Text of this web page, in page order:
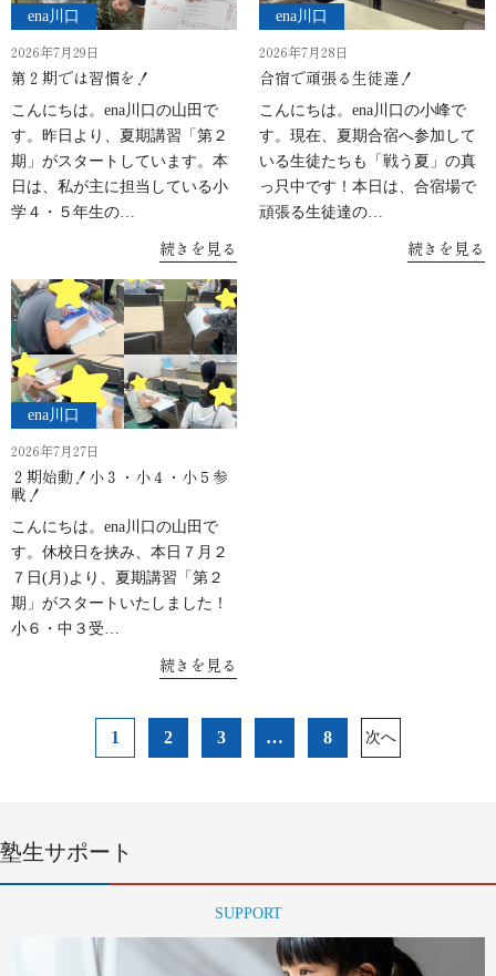
ena川口
2026年7月29日
第２期では習慣を！
こんにちは。ena川口の山田で
す。昨日より、夏期講習「第２
期」がスタートしています。本
日は、私が主に担当している小
学４・５年生の…
続きを見る
ena川口
2026年7月28日
合宿で頑張る生徒達！
こんにちは。ena川口の小峰で
す。現在、夏期合宿へ参加して
いる生徒たちも「戦う夏」の真
っ只中です！本日は、合宿場で
頑張る生徒達の…
続きを見る
ena川口
2026年7月27日
２期始動！小３・小４・小５参
戦！
こんにちは。ena川口の山田で
す。休校日を挟み、本日７月２
７日(月)より、夏期講習「第２
期」がスタートいたしました！
小６・中３受…
続きを見る
ー
シ
1 2 3 … 8 次へ
塾生サポート
SUPPORT